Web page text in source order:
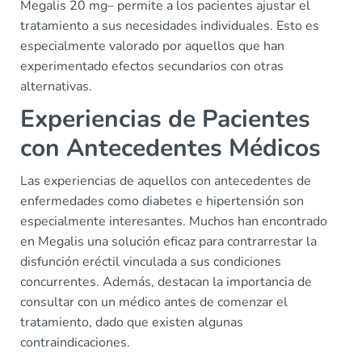
Megalis 20 mg– permite a los pacientes ajustar el
tratamiento a sus necesidades individuales. Esto es
especialmente valorado por aquellos que han
experimentado efectos secundarios con otras
alternativas.
Experiencias de Pacientes
con Antecedentes Médicos
Las experiencias de aquellos con antecedentes de
enfermedades como diabetes e hipertensión son
especialmente interesantes. Muchos han encontrado
en Megalis una solución eficaz para contrarrestar la
disfunción eréctil vinculada a sus condiciones
concurrentes. Además, destacan la importancia de
consultar con un médico antes de comenzar el
tratamiento, dado que existen algunas
contraindicaciones.